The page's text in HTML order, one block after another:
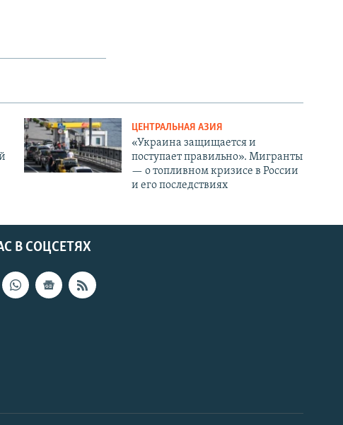
ЦЕНТРАЛЬНАЯ АЗИЯ
«Украина защищается и
поступает правильно». Мигранты
— о топливном кризисе в России
и его последствиях
В СОЦСЕТЯХ